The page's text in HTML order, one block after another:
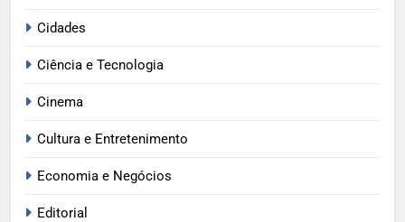
Cidades
Ciência e Tecnologia
Cinema
Cultura e Entretenimento
Economia e Negócios
Editorial